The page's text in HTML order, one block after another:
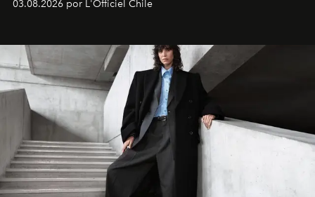
03.08.2026 por L'Officiel Chile